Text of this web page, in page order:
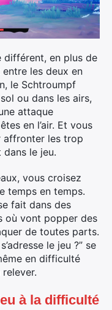
différent, en plus de
les deux en
le Schtroumpf
ou dans les airs,
attaque
en l’air. Et vous
affronter les trop
le jeu.
vous croisez
temps en temps.
fait dans des
où vont popper des
de toutes parts.
le jeu ?” se
en difficulté
à la difficulté